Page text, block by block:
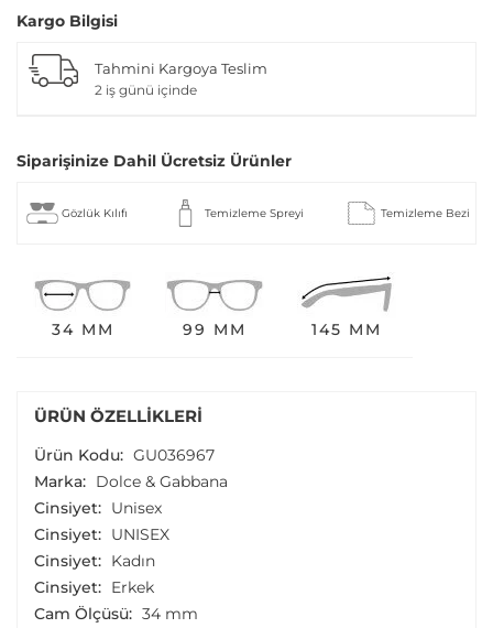
Kargo Bilgisi
Tahmini Kargoya Teslim
2 iş günü içinde
Siparişinize Dahil Ücretsiz Ürünler
Gözlük Kılıfı Temizleme Spreyi Temizleme Bezi
34 MM 99 MM 145 MM
ÜRÜN ÖZELLIKLERI
Ürün Kodu: GU036967
Marka: Dolce & Gabbana
Cinsiyet: Unisex
Cinsiyet: UNISEX
Cinsiyet: Kadın
Cinsiyet: Erkek
Cam Ölçüsü: 34 mm